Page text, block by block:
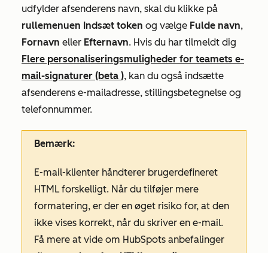
udfylder afsenderens navn, skal du klikke på
rullemenuen Indsæt token og vælge Fulde navn,
Fornavn eller Efternavn. Hvis du har tilmeldt dig
Flere personaliseringsmuligheder for teamets e-
mail-signaturer (beta ), kan du også indsætte
afsenderens e-mailadresse, stillingsbetegnelse og
telefonnummer.
Bemærk:
E-mail-klienter håndterer brugerdefineret
HTML forskelligt. Når du tilføjer mere
formatering, er der en øget risiko for, at den
ikke vises korrekt, når du skriver en e-mail.
Få mere at vide om HubSpots anbefalinger